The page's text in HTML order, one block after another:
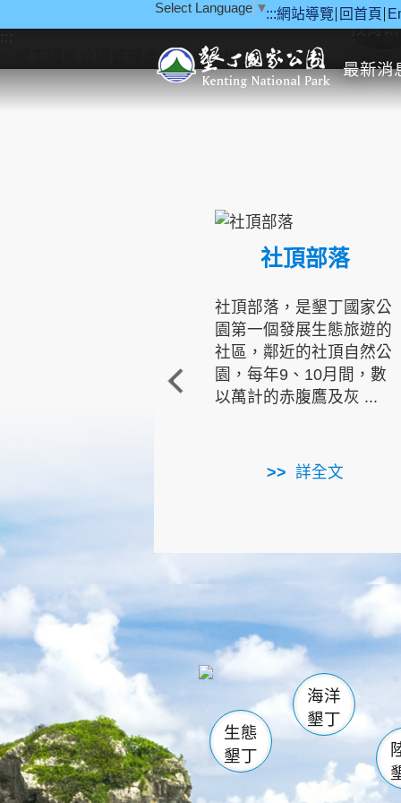
:::網站導覽 回首頁
Select Language ▼
最新消
::: 教育
社頂部落
社頂部落，是墾丁國家公
園第一個發展生態旅遊的
社區，鄰近的社頂自然公
園，每年9、10月間，數
以萬計的赤腹鷹及灰 ...
詳全文
龜山 海生館
恆春
龍鑾潭自
瓊麻館
關山
白砂
生態
墾丁
海洋
墾丁